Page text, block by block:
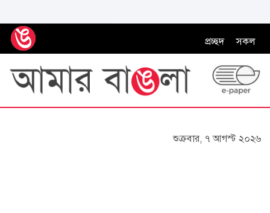
প্রচ্ছদ সকল
শুক্রবার, ৭ আগস্ট ২০২৬